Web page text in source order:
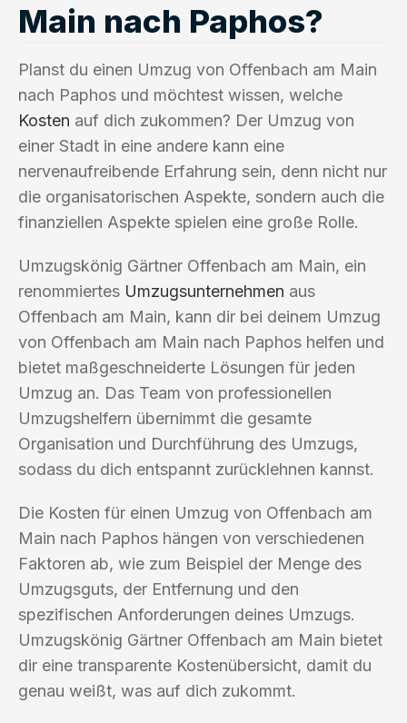
Main nach Paphos?
Planst du einen Umzug von Offenbach am Main
nach Paphos und möchtest wissen, welche
Kosten auf dich zukommen? Der Umzug von
einer Stadt in eine andere kann eine
nervenaufreibende Erfahrung sein, denn nicht nur
die organisatorischen Aspekte, sondern auch die
finanziellen Aspekte spielen eine große Rolle.
Umzugskönig Gärtner Offenbach am Main, ein
renommiertes Umzugsunternehmen aus
Offenbach am Main, kann dir bei deinem Umzug
von Offenbach am Main nach Paphos helfen und
bietet maßgeschneiderte Lösungen für jeden
Umzug an. Das Team von professionellen
Umzugshelfern übernimmt die gesamte
Organisation und Durchführung des Umzugs,
sodass du dich entspannt zurücklehnen kannst.
Die Kosten für einen Umzug von Offenbach am
Main nach Paphos hängen von verschiedenen
Faktoren ab, wie zum Beispiel der Menge des
Umzugsguts, der Entfernung und den
spezifischen Anforderungen deines Umzugs.
Umzugskönig Gärtner Offenbach am Main bietet
dir eine transparente Kostenübersicht, damit du
genau weißt, was auf dich zukommt.